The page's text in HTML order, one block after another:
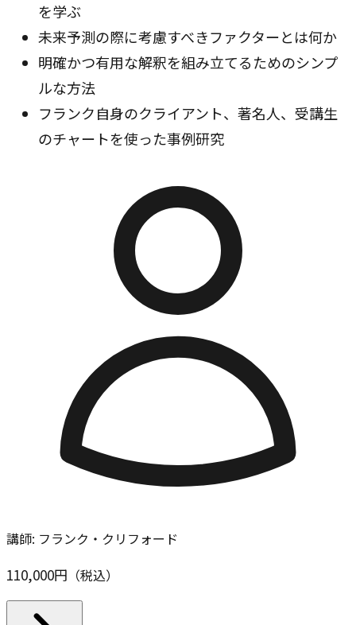
を学ぶ
未来予測の際に考慮すべきファクターとは何か
明確かつ有用な解釈を組み立てるためのシンプ
ルな方法
フランク自身のクライアント、著名人、受講生
のチャートを使った事例研究
講師: フランク・クリフォード
110,000円 （税込）